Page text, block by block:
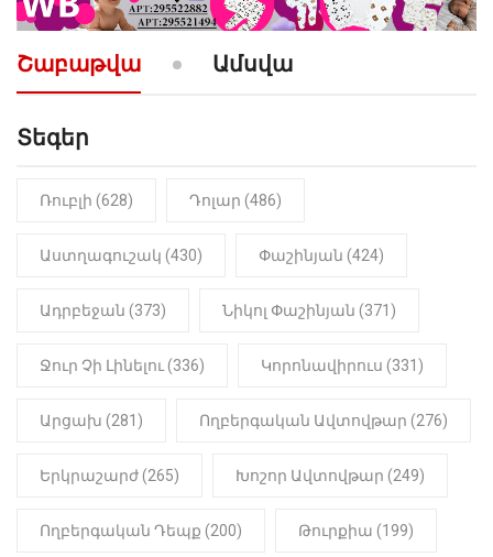
ՔԱՂԱՔԱԿԱՆ 10:52
«Լեզվիդ տալու փոխարեն
արտաբերիր այս երկու
նախադասությունը»․ Իշխան
Նիկոլ Փաշինյան
ԻՐԱԴԱՐՁԱՅԻՆ 22:01
մանկապղծության համար
մարմինը
Շաբաթվա Ամսվա
Տեգեր
Ռուբլի (628) Դոլար (486)
Աստղագուշակ (430) Փաշինյան (424)
Ադրբեջան (373) Նիկոլ Փաշինյան (371)
Ջուր Չի Լինելու (336) Կորոնավիրուս (331)
Արցախ (281) Ողբերգական Ավտովթար (276)
Երկրաշարժ (265) Խոշոր Ավտովթար (249)
Ողբերգական Դեպք (200) Թուրքիա (199)